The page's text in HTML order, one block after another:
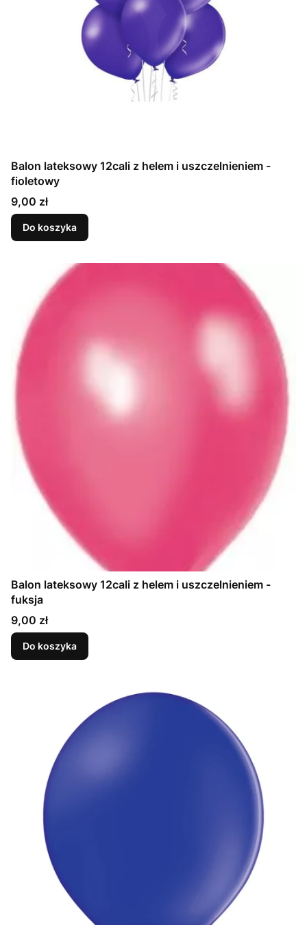
Balon lateksowy 12cali z helem i uszczelnieniem -
fioletowy
Cena
9,00 zł
Do koszyka
Balon lateksowy 12cali z helem i uszczelnieniem -
fuksja
Cena
9,00 zł
Do koszyka